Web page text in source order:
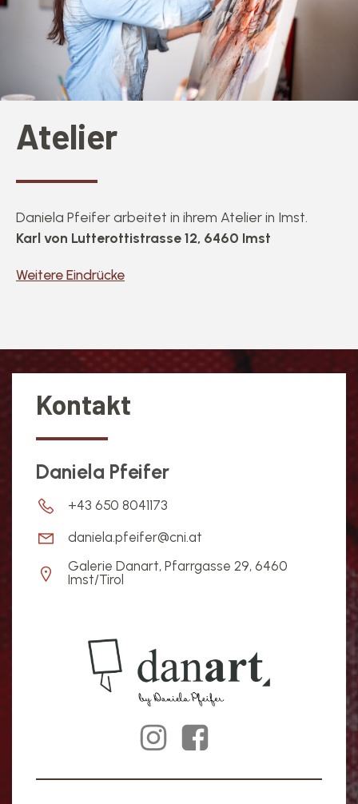
Atelier
Daniela Pfeifer arbeitet in ihrem Atelier in Imst.
Karl von Lutterottistrasse 12, 6460 Imst
Weitere Eindrücke
Kontakt
Daniela Pfeifer
+43 650 8041173
daniela.pfeifer@cni.at
Galerie Danart, Pfarrgasse 29, 6460
Imst/Tirol